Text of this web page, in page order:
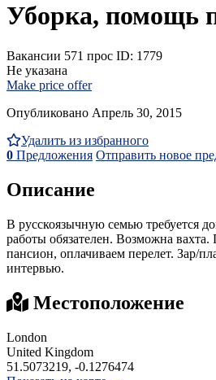
Уборка, помощь
Вакансии 571 прос ID: 1779
Не указана
Make price offer
Опубликовано Апрель 30, 2015
Удалить из избранного
0 Предложения Отправить новое
Описание
В русскоязычную семью требуется
работы обязателен. Возможна
пансион, оплачиваем перелет. Зар/
интервью.
Местоположение
London
United Kingdom
51.5073219, -0.1276474